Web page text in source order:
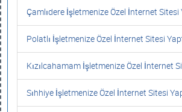
Çamlıdere İşletmenize Özel İnternet Sitesi
Polatlı İşletmenize Özel İnternet Sitesi
Kızılcahamam İşletmenize Özel İnternet
Sıhhiye İşletmenize Özel İnternet Sitesi